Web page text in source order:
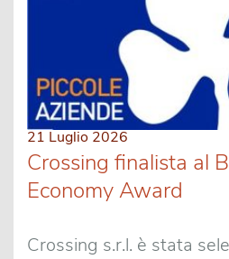
21 Luglio 2026
Crossing finalista al
Economy Award
Crossing s.r.l. è stata